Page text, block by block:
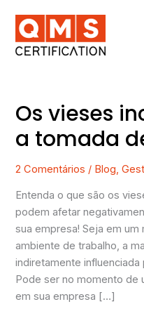
para
conteúdo
Os vieses
a tomada
2 Comentários / Blog,
Entenda o que são os
podem afetar
sua empresa! Seja em
ambiente de trabalho, a
indiretamente
Pode ser no momento
em sua empresa […]
Os
inconscientes
a
tomada
de
decisões.